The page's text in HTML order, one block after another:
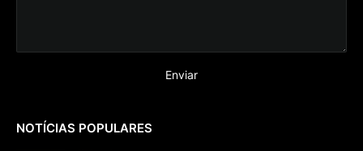
NOTÍCIAS POPULARES